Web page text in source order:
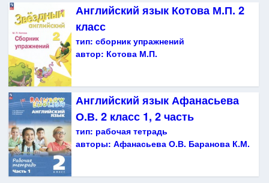
Английский язык Котова М.П. 2
класс
тип: сборник упражнений
автор: Котова М.П.
Английский язык Афанасьева
О.В. 2 класс 1, 2 часть
тип: рабочая тетрадь
авторы: Афанасьева О.В. Баранова К.М.